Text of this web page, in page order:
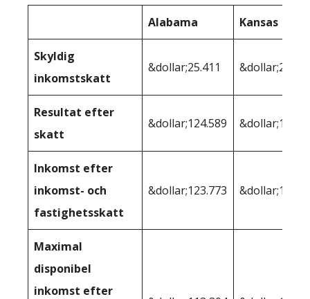
Alabama Kansas
Skyldig
inkomstskatt
&dollar;25.411
Resultat efter
skatt
&dollar;124.589
Inkomst efter
inkomst- och
fastighetsskatt
&dollar;123.773
Maximal
disponibel
inkomst efter